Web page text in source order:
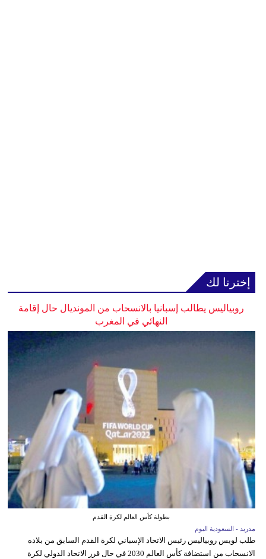
إخترنا لك
روبياليس يطالب إسبانيا بالانسحاب من المونديال حال إقامة
النهائي في المغرب
بطولة كأس العالم لكرة القدم
مدريد - السعودية اليوم
طلب لويس روبياليس رئيس الاتحاد الإسباني لكرة القدم السابق من بلاده
الانسحاب من استضافة كأس العالم 2030 في حال قرر الاتحاد الدولي لكرة